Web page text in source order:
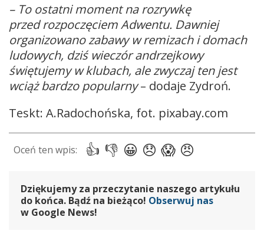
– To ostatni moment na rozrywkę
przed rozpoczęciem Adwentu. Dawniej
organizowano zabawy w remizach i domach
ludowych, dziś wieczór andrzejkowy
świętujemy w klubach, ale zwyczaj ten jest
wciąż bardzo popularny– dodaje Zydroń.
Teskt: A.Radochońska, fot. pixabay.com
Dziękujemy za przeczytanie naszego artykułu
do końca. Bądź na bieżąco! Obserwuj nas
w Google News!